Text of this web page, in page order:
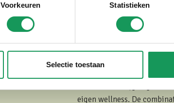
Voorkeuren Statistieken
Selectie toestaan
Wellnessvakantie
Toe aan een ontspannen
geniet je
stoomcabine. Begin de
eigen wellness. De